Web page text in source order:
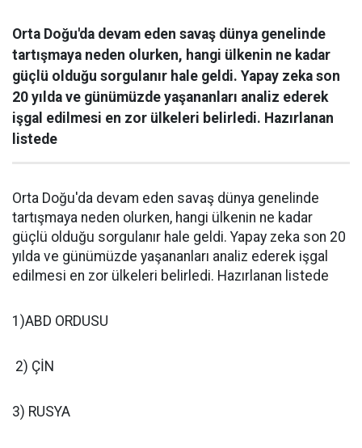
Orta Doğu'da devam eden savaş dünya genelinde
tartışmaya neden olurken, hangi ülkenin ne kadar
güçlü olduğu sorgulanır hale geldi. Yapay zeka son
20 yılda ve günümüzde yaşananları analiz ederek
işgal edilmesi en zor ülkeleri belirledi. Hazırlanan
listede
Orta Doğu'da devam eden savaş dünya genelinde
tartışmaya neden olurken, hangi ülkenin ne kadar
güçlü olduğu sorgulanır hale geldi. Yapay zeka son 20
yılda ve günümüzde yaşananları analiz ederek işgal
edilmesi en zor ülkeleri belirledi. Hazırlanan listede
1)ABD ORDUSU
2) ÇİN
3) RUSYA